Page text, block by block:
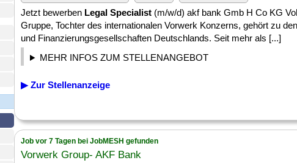
Jetzt bewerben Legal Specialist (m/w/d) akf bank Gmb H Co KG
Gruppe, Tochter des internationalen Vorwerk Konzerns, gehört zu
und Finanzierungsgesellschaften Deutschlands. Seit mehr als [...]
MEHR INFOS ZUM STELLENANGEBOT
▶ Zur Stellenanzeige
Job vor 7 Tagen bei JobMESH gefunden
Vorwerk Group- AKF Bank